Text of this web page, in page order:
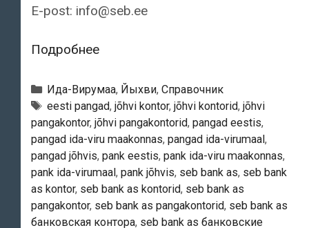
E-post: info@seb.ee
ПодробнееSEB
—
Контора
Jõhvi
Рубрики
Ида-Вирумаа, Йыхви, Справочник
Тэги
eesti pangad, jõhvi kontor, jõhvi kontorid, jõhvi
pangakontor, jõhvi pangakontorid, pangad eestis,
pangad ida-viru maakonnas, pangad ida-virumaal ,
pangad jõhvis, pank eestis, pank ida-viru maakonnas,
pank ida-virumaal , pank jõhvis, seb bank as, seb bank
as kontor, seb bank as kontorid, seb bank as
pangakontor, seb bank as pangakontorid, seb bank as
банковская контора, seb bank as банковские